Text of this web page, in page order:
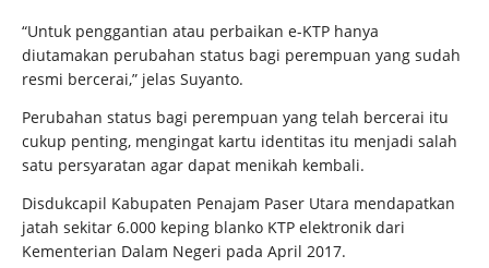
“Untuk penggantian atau perbaikan e-KTP hanya
diutamakan perubahan status bagi perempuan yang sudah
resmi bercerai,” jelas Suyanto.
Perubahan status bagi perempuan yang telah bercerai itu
cukup penting, mengingat kartu identitas itu menjadi salah
satu persyaratan agar dapat menikah kembali.
Disdukcapil Kabupaten Penajam Paser Utara mendapatkan
jatah sekitar 6.000 keping blanko KTP elektronik dari
Kementerian Dalam Negeri pada April 2017.